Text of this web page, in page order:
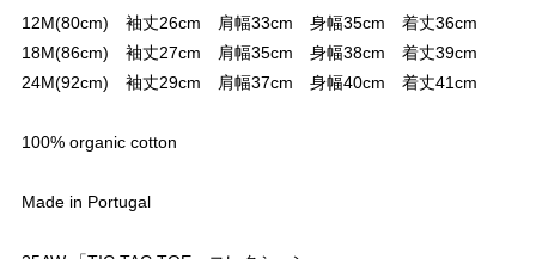
12M(80cm) 袖丈26cm 肩幅33cm 身幅35cm 着丈36cm
18M(86cm) 袖丈27cm 肩幅35cm 身幅38cm 着丈39cm
24M(92cm) 袖丈29cm 肩幅37cm 身幅40cm 着丈41cm
100% organic cotton
Made in Portugal